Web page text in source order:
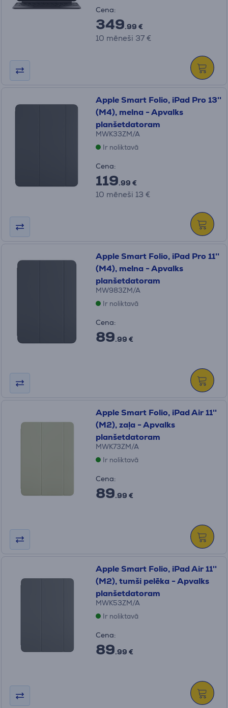
Cena:
349.99 €
10 mēneši 37 €
Apple Smart Folio, iPad Pro 13''
(M4), melna - Apvalks
planšetdatoram
MWK33ZM/A
Ir noliktavā
Cena:
119.99 €
10 mēneši 13 €
Apple Smart Folio, iPad Pro 11''
(M4), melna - Apvalks
planšetdatoram
MW983ZM/A
Ir noliktavā
Cena:
89.99 €
Apple Smart Folio, iPad Air 11''
(M2), zaļa - Apvalks
planšetdatoram
MWK73ZM/A
Ir noliktavā
Cena:
89.99 €
Apple Smart Folio, iPad Air 11''
(M2), tumši pelēka - Apvalks
planšetdatoram
MWK53ZM/A
Ir noliktavā
Cena:
89.99 €